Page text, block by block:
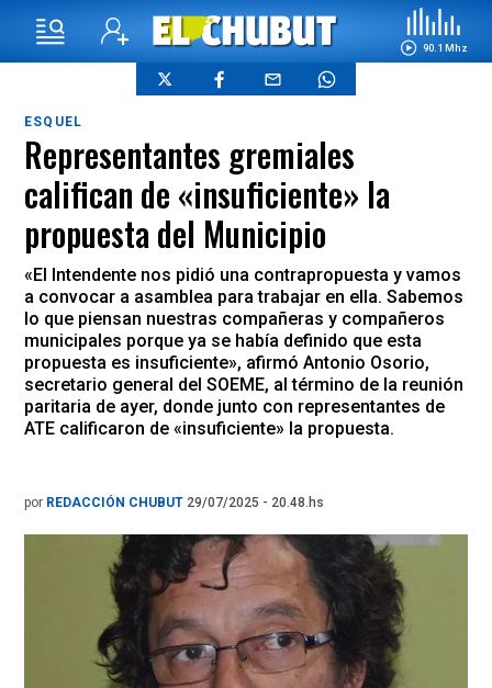
90.1 Mhz
ESQUEL
Representantes gremiales
califican de «insuficiente» la
propuesta del Municipio
«El Intendente nos pidió una contrapropuesta y vamos
a convocar a asamblea para trabajar en ella. Sabemos
lo que piensan nuestras compañeras y compañeros
municipales porque ya se había definido que esta
propuesta es insuficiente», afirmó Antonio Osorio,
secretario general del SOEME, al término de la reunión
paritaria de ayer, donde junto con representantes de
ATE calificaron de «insuficiente» la propuesta.
por REDACCIÓN CHUBUT 29/07/2025 - 20.48.hs